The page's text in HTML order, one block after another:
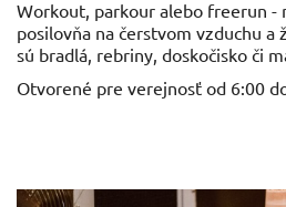
Workout, parkour alebo freerun -
posilovňa na čerstvom vzduchu a
sú bradlá, rebriny, doskočisko či
Otvorené pre verejnosť od 6:00